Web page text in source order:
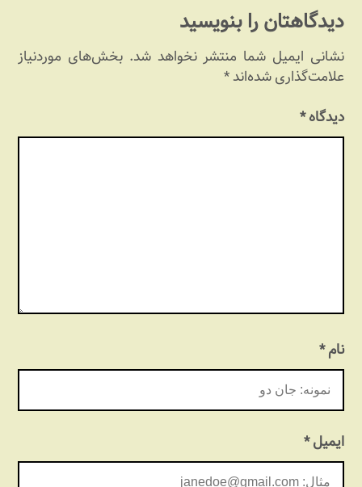
دیدگاهتان را بنویسید
نشانی ایمیل شما منتشر نخواهد شد. بخش‌های موردنیاز
علامت‌گذاری شده‌اند*
دیدگاه*
نام*
ایمیل*